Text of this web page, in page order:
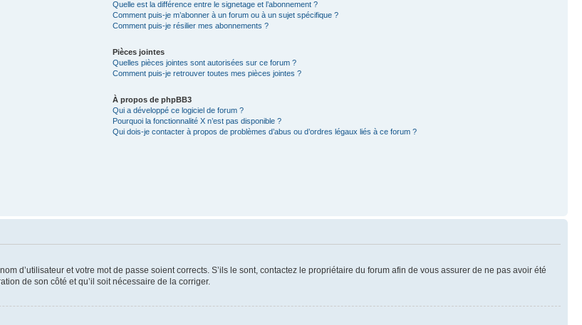
Quelle est la différence entre le signetage et l’abonnement ?
Comment puis-je m’abonner à un forum ou à un sujet spécifique ?
Comment puis-je résilier mes abonnements ?
Pièces jointes
Quelles pièces jointes sont autorisées sur ce forum ?
Comment puis-je retrouver toutes mes pièces jointes ?
À propos de phpBB3
Qui a développé ce logiciel de forum ?
Pourquoi la fonctionnalité X n’est pas disponible ?
Qui dois-je contacter à propos de problèmes d’abus ou d’ordres légaux liés à ce forum ?
d’utilisateur et votre mot de passe soient corrects. S’ils le sont, contactez le propriétaire du forum afin de vous assurer de ne pas avoir été
de son côté et qu’il soit nécessaire de la corriger.